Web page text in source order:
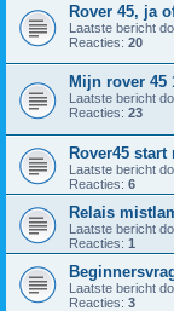
Rover 45, ja
Laatste bericht
Reacties: 20
Mijn rover 45
Laatste bericht
Reacties: 23
Rover45 start
Laatste bericht
Reacties: 6
Relais
Laatste bericht
Reacties: 1
Laatste bericht
Reacties: 3